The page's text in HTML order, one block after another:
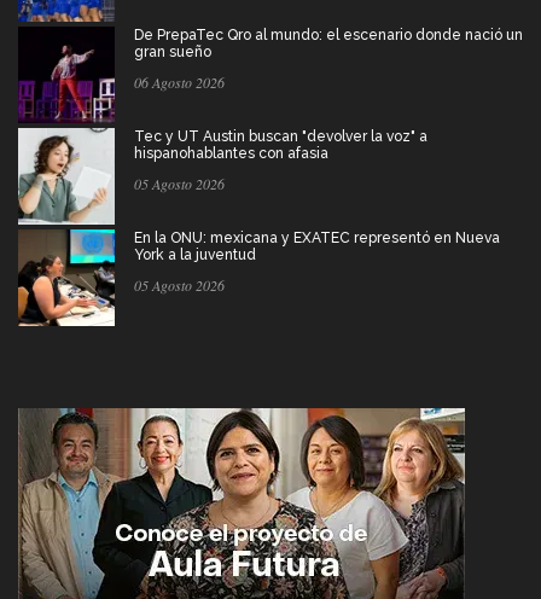
De PrepaTec Qro al mundo: el escenario donde nació un
gran sueño
06 Agosto 2026
Tec y UT Austin buscan "devolver la voz" a
hispanohablantes con afasia
05 Agosto 2026
En la ONU: mexicana y EXATEC representó en Nueva
York a la juventud
05 Agosto 2026